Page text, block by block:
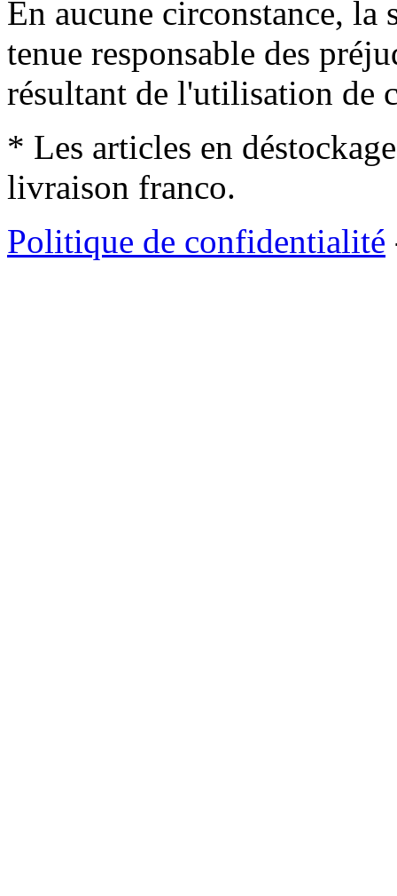
En aucune circonstance, la
tenue responsable des
résultant de l'utilisation de
* Les articles en
livraison franco.
Politique de confidentialité